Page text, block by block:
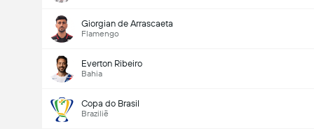
Giorgian de Arrascaeta
Flamengo
Everton Ribeiro
Bahia
Copa do Brasil
Brazilië